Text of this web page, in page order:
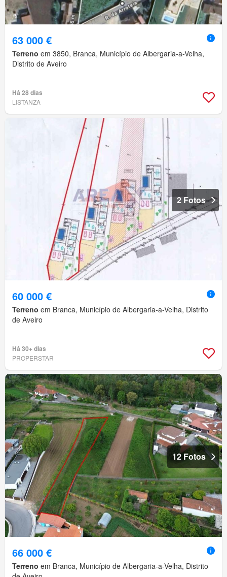
63 000 €
Terreno em 3850, Branca, Município de Albergaria-a-Velha,
Distrito de Aveiro
Há 28 dias
LISTANZA
2 Fotos
60 000 €
Terreno em Branca, Município de Albergaria-a-Velha, Distrito
de Aveiro
Há 30+ dias
PROPERSTAR
12 Fotos
66 000 €
Terreno em Branca, Município de Albergaria-a-Velha, Distrito